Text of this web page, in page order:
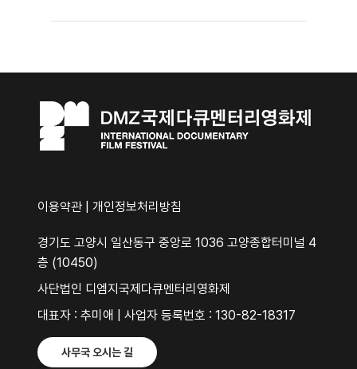
이용약관 개인정보처리방침
경기도 고양시 일산동구 중앙로 1036 고양종합터미널 4
층 (10450)
사단법인 디엠지국제다큐멘터리영화제
대표자 : 추미애 | 사업자 등록번호 : 130-82-18317
사무국 오시는 길